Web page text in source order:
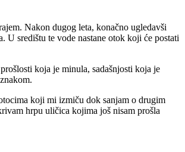
Nakon dugog leta, konačno ugledavši
U središtu te vode nastane otok koji će postati
koja je minula, sadašnjosti koja je
koji mi izmiču dok sanjam o drugim
hrpu uličica kojima još nisam prošla